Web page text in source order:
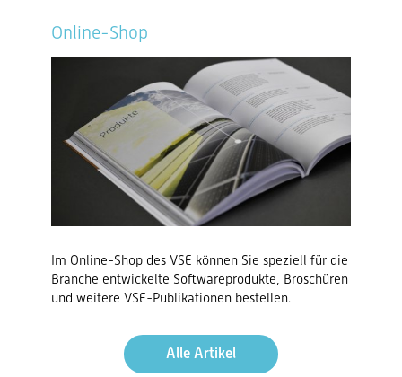
Online-Shop
Im Online-Shop des VSE können Sie speziell für die
Branche entwickelte Softwareprodukte, Broschüren
und weitere VSE-Publikationen bestellen.
Alle Artikel